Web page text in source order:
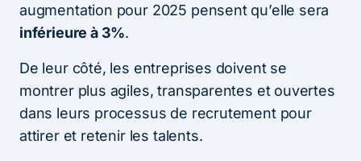
augmentation pour 2025 pensent qu’elle sera
inférieure à 3%.
De leur côté, les entreprises doivent se
montrer plus agiles, transparentes et ouvertes
dans leurs processus de recrutement pour
attirer et retenir les talents.